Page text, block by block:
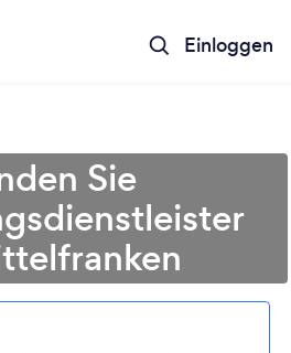
Einloggen
Sie